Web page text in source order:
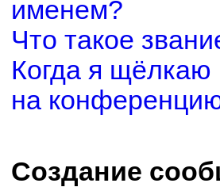
именем?
Что такое
Когда я щёлкаю
на
Создание